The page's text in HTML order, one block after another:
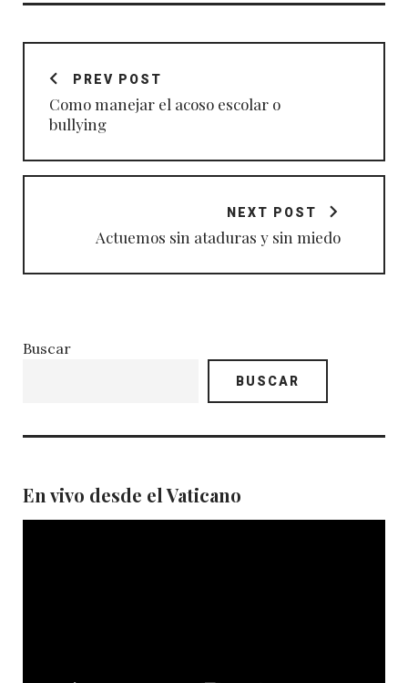
Navegación
entradasPREV POST
Como manejar el acoso escolar o
bullying
NEXT POST
Actuemos sin ataduras y sin miedo
Buscar
BUSCAR
En vivo desde el Vaticano